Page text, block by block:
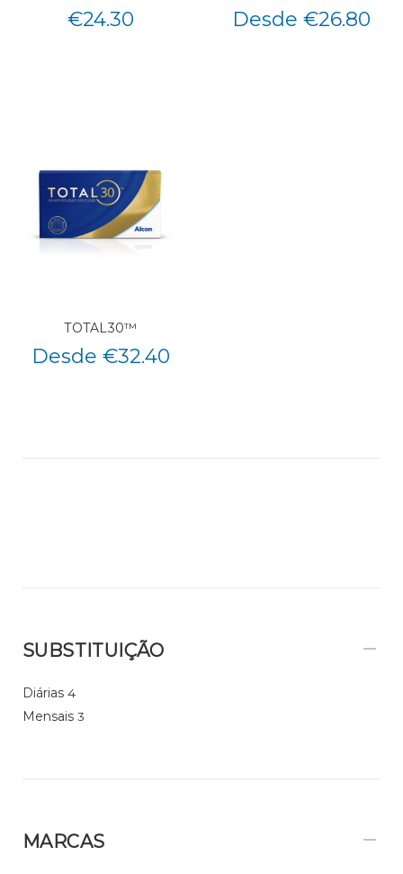
€24.30 Desde €26.80
TOTAL30™
Desde €32.40
SUBSTITUIÇÃO
Diárias 4
Mensais 3
MARCAS